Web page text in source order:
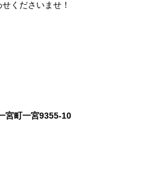
くださいませ！
宮町一宮9355-10